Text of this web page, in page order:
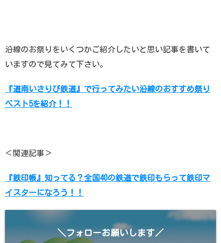
沿線のお祭りをいくつかご紹介したいと思い記事を書いて
いますので見てみて下さい。
『道南いさりび鉄道』で行ってみたい沿線のおすすめ祭り
ベスト5を紹介！！
＜関連記事＞
『鉄印帳』知ってる？全国40の鉄道で鉄印もらって鉄印マ
イスターになろう！！
＼フォローお願いします／